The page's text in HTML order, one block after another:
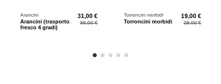
Arancini
Arancini (trasporto
fresco 4 gradi)
31,00 €
36,00 €
Torroncini morbidi
Torroncini morbidi
19,00 €
28,00 €